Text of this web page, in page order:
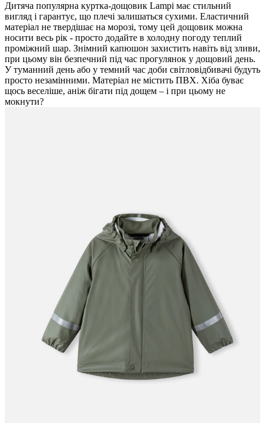
Дитяча популярна куртка-дощовик Lampi має стильний
вигляд і гарантує, що плечі залишаться сухими. Еластичний
матеріал не твердішає на морозі, тому цей дощовик можна
носити весь рік - просто додайте в холодну погоду теплий
проміжний шар. Знімний капюшон захистить навіть від зливи,
при цьому він безпечний під час прогулянок у дощовий день.
У туманний день або у темний час доби світловідбивачі будуть
просто незамінними. Матеріал не містить ПВХ. Хіба буває
щось веселіше, аніж бігати під дощем – і при цьому не
мокнути?